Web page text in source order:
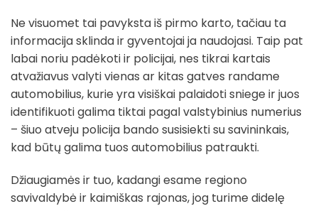
Ne visuomet tai pavyksta iš pirmo karto, tačiau ta
informacija sklinda ir gyventojai ja naudojasi. Taip pat
labai noriu padėkoti ir policijai, nes tikrai kartais
atvažiavus valyti vienas ar kitas gatves randame
automobilius, kurie yra visiškai palaidoti sniege ir juos
identifikuoti galima tiktai pagal valstybinius numerius
– šiuo atveju policija bando susisiekti su savininkais,
kad būtų galima tuos automobilius patraukti.
Džiaugiamės ir tuo, kadangi esame regiono
savivaldybė ir kaimiškas rajonas, jog turime didelę